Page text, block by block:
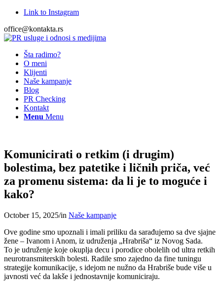
Link to Instagram
office@kontakta.rs
Šta radimo?
O meni
Klijenti
Naše kampanje
Blog
PR Checking
Kontakt
Menu Menu
Komunicirati o retkim (i drugim)
bolestima, bez patetike i ličnih priča, već
za promenu sistema: da li je to moguće i
kako?
October 15, 2025/in Naše kampanje
Ove godine smo upoznali i imali priliku da sarađujemo sa dve sjajne
žene – Ivanom i Anom, iz udruženja „Hrabriša“ iz Novog Sada.
To je udruženje koje okuplja decu i porodice obolelih od ultra retkih
neurotransmiterskih bolesti. Radile smo zajedno da fine tuningu
strategije komunikacije, s idejom ne nužno da Hrabriše bude više u
javnosti već da lakše i jednostavnije komuniciraju.